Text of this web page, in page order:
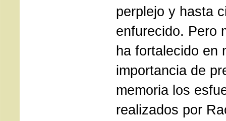
perplejo y hasta
enfurecido. Pero
ha fortalecido en
importancia de
memoria los
realizados por